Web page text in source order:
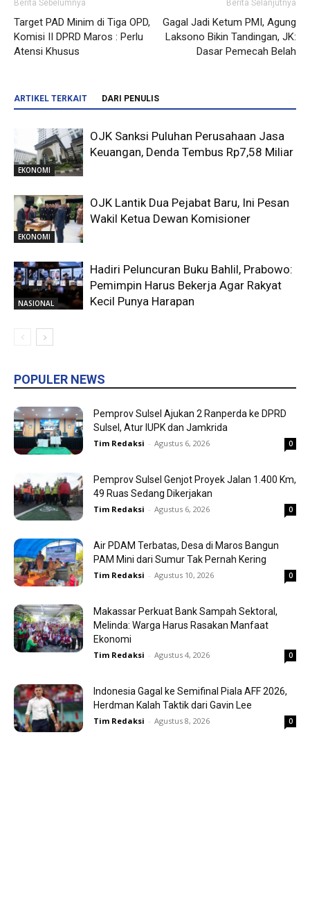
Berita Sebelumnya
Target PAD Minim di Tiga OPD,
Komisi II DPRD Maros : Perlu
Atensi Khusus
Berita Selanjutnya
Gagal Jadi Ketum PMI, Agung
Laksono Bikin Tandingan, JK:
Dasar Pemecah Belah
ARTIKEL TERKAIT DARI PENULIS
EKONOMI
OJK Sanksi Puluhan Perusahaan Jasa
Keuangan, Denda Tembus Rp7,58 Miliar
EKONOMI
OJK Lantik Dua Pejabat Baru, Ini Pesan
Wakil Ketua Dewan Komisioner
NASIONAL
Hadiri Peluncuran Buku Bahlil, Prabowo:
Pemimpin Harus Bekerja Agar Rakyat
Kecil Punya Harapan
POPULER NEWS
Pemprov Sulsel Ajukan 2 Ranperda ke DPRD
Sulsel, Atur IUPK dan Jamkrida
Tim Redaksi - Agustus 6, 2026 0
Pemprov Sulsel Genjot Proyek Jalan 1.400 Km,
49 Ruas Sedang Dikerjakan
Tim Redaksi - Agustus 6, 2026 0
Air PDAM Terbatas, Desa di Maros Bangun
PAM Mini dari Sumur Tak Pernah Kering
Tim Redaksi - Agustus 10, 2026 0
Makassar Perkuat Bank Sampah Sektoral,
Melinda: Warga Harus Rasakan Manfaat
Ekonomi
Tim Redaksi - Agustus 4, 2026 0
Indonesia Gagal ke Semifinal Piala AFF 2026,
Herdman Kalah Taktik dari Gavin Lee
Tim Redaksi - Agustus 8, 2026 0